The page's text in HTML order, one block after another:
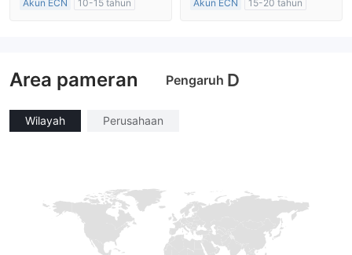
Akun ECN
10-15 tahun
Akun ECN
15-20 tahun
Area pameran Pengaruh D
Wilayah Perusahaan